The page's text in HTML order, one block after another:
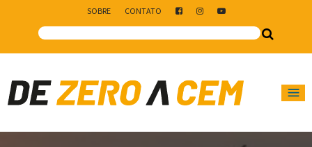
SOBRE CONTATO
Main Navigation